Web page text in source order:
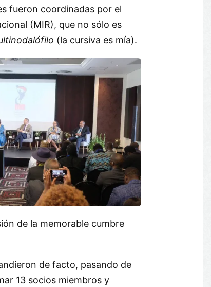
fueron coordinadas por el
(MIR), que no sólo es
(la cursiva es mía).
de la memorable cumbre
de facto, pasando de
13 socios miembros y